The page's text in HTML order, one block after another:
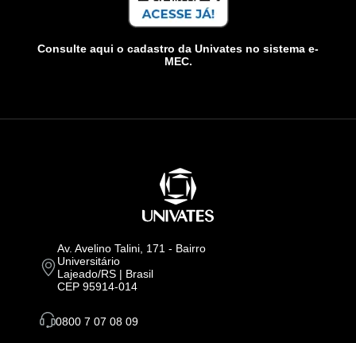
Consulte aqui o cadastro da Univates no sistema e-
MEC.
Av. Avelino Talini, 171 - Bairro
Universitário
Lajeado/RS | Brasil
CEP 95914-014
0800 7 07 08 09